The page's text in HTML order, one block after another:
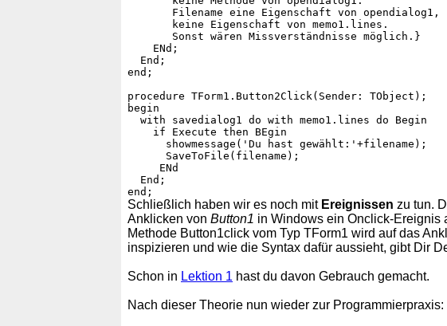
       Filename eine Eigenschaft von opendialog1,
       keine Eigenschaft von memo1.lines.
       Sonst wären Missverständnisse möglich.}
    ENd;
  End;
end;
procedure TForm1.Button2Click(Sender: TObject);
begin
  with savedialog1 do with memo1.lines do Begin
    if Execute then BEgin
      showmessage('Du hast gewählt:'+filename);
      SaveToFile(filename);
     ENd
  End;
Schließlich haben wir es noch mit Ereignissen zu tun.
Anklicken von Button1 in Windows ein Onclick-Ereignis
Methode Button1click vom Typ TForm1 wird auf das
inspizieren und wie die Syntax dafür aussieht, gibt Dir
Schon in Lektion 1 hast du davon Gebrauch gemacht.
Nach dieser Theorie nun wieder zur Programmierpraxis: